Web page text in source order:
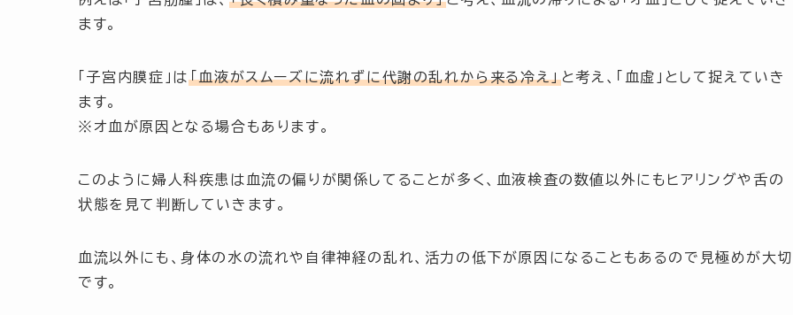
ます。
「子宮内膜症」は 「血液がスムーズに流れずに代謝の乱れから来る冷え」と考え、 「血虚」 として捉えていき
ます。
※オ血が原因となる場合もあります。
このように婦人科疾患は血流の偏りが関係してることが多く、血液検査の数値以外にもヒアリングや舌の
状態を見て判断していきます。
血流以外にも、身体の水の流れや自律神経の乱れ、活力の低下が原因になることもあるので見極めが大切
です。